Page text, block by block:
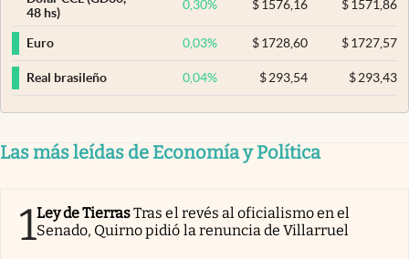
48 hs)
0,30% $ 1576,16 $1571,86
Euro 0,03% $ 1728,60 $1727,57
Real brasileño 0,04% $ 293,54 $293,43
Las más leídas de Economía y Política
1Ley de TierrasTras el revés al oficialismo en el
Senado, Quirno pidió la renuncia de Villarruel